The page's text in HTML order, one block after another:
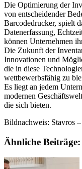
Die Optimierung der
von entscheidender
Barcodedrucker, spielt
Datenerfassung,
können Unternehmen
Die Zukunft der
Innovationen und
die in diese
wettbewerbsfähig zu
Es liegt an jedem
modernen
die sich bieten.
Bildnachweis: Stavros
Ähnliche Beiträge: